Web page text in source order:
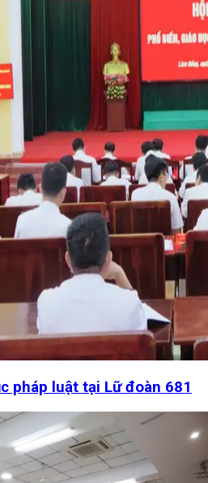
pháp luật tại Lữ đoàn 681